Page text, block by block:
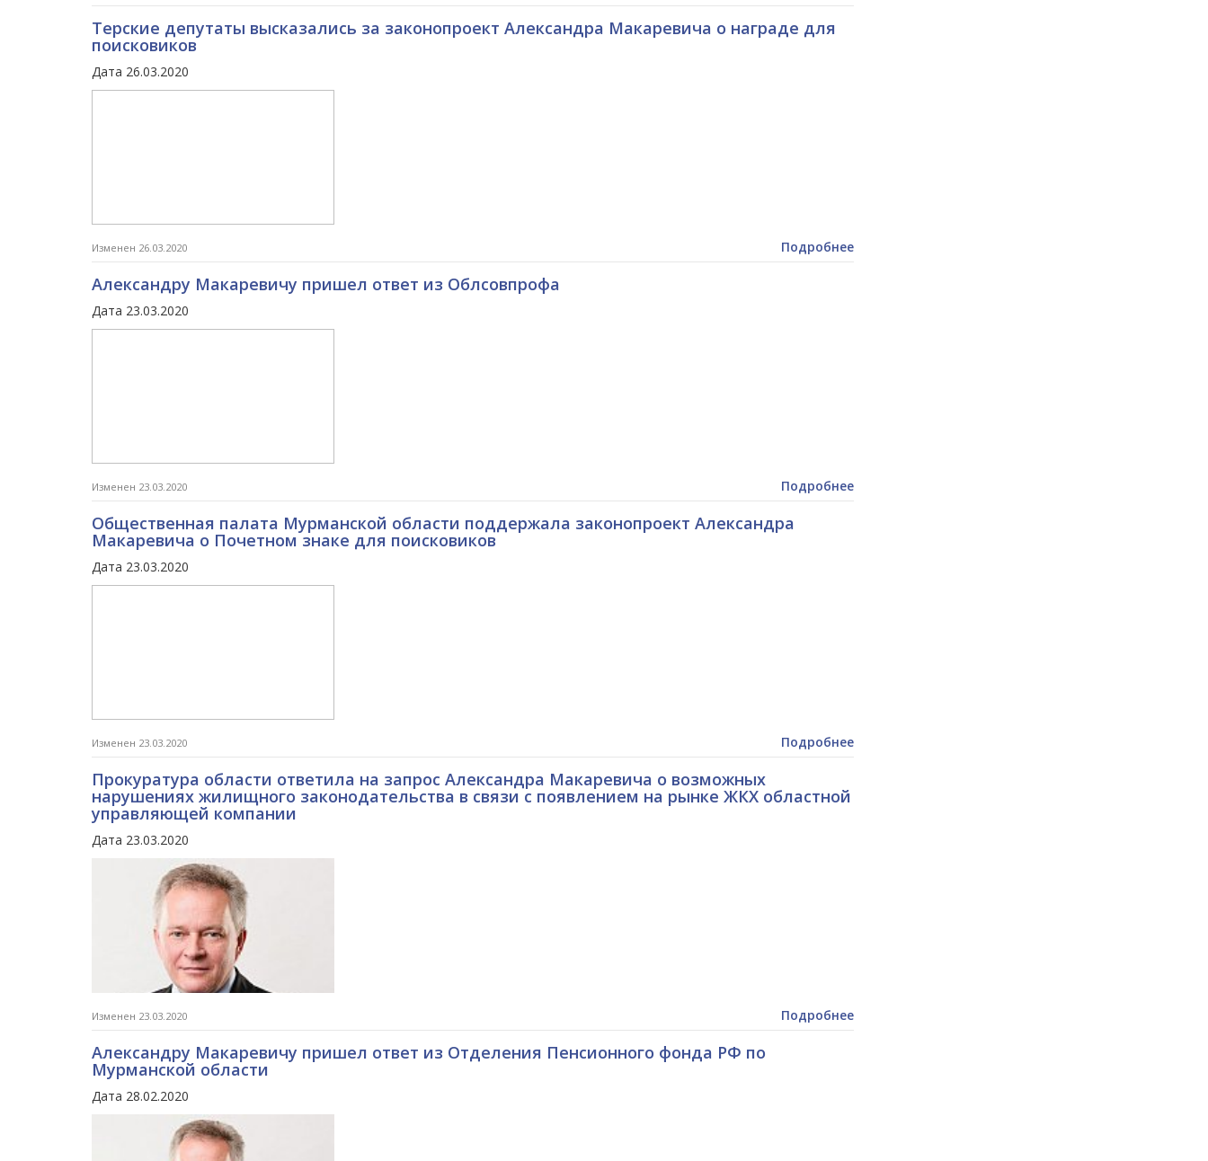
Терские депутаты высказались за законопроект Александра Макаревича о награде для
поисковиков
Дата 26.03.2020
Изменен 26.03.2020 Подробнее
Александру Макаревичу пришел ответ из Облсовпрофа
Дата 23.03.2020
Изменен 23.03.2020 Подробнее
Общественная палата Мурманской области поддержала законопроект Александра
Макаревича о Почетном знаке для поисковиков
Дата 23.03.2020
Изменен 23.03.2020 Подробнее
Прокуратура области ответила на запрос Александра Макаревича о возможных
нарушениях жилищного законодательства в связи с появлением на рынке ЖКХ областной
управляющей компании
Дата 23.03.2020
Изменен 23.03.2020 Подробнее
Александру Макаревичу пришел ответ из Отделения Пенсионного фонда РФ по
Мурманской области
Дата 28.02.2020